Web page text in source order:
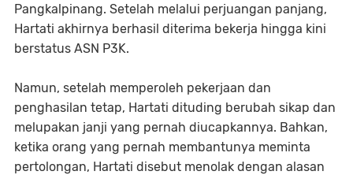
Pangkalpinang. Setelah melalui perjuangan panjang,
Hartati akhirnya berhasil diterima bekerja hingga kini
berstatus ASN P3K.
Namun, setelah memperoleh pekerjaan dan
penghasilan tetap, Hartati dituding berubah sikap dan
melupakan janji yang pernah diucapkannya. Bahkan,
ketika orang yang pernah membantunya meminta
pertolongan, Hartati disebut menolak dengan alasan